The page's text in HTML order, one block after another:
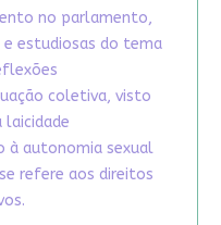
no parlamento,
e estudiosas do tema
coletiva, visto
laicidade
à autonomia sexual
refere aos direitos